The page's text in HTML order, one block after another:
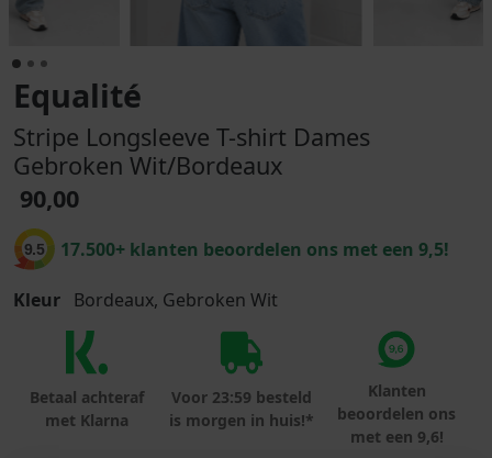
Equalité
Stripe Longsleeve T-shirt Dames
Gebroken Wit/Bordeaux
90,00
9.5 17.500+ klanten beoordelen ons met een 9,5!
Kleur Bordeaux, Gebroken Wit
Betaal achteraf
met Klarna
Voor 23:59 besteld
is morgen in huis!*
Klanten
beoordelen ons
met een 9,6!